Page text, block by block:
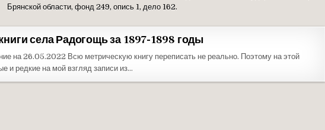
Брянской области, фонд 249, опись 1, дело 162.
села Радогощь за 1897-1898 годы
на 26.05.2022 Всю метрическую книгу переписать не реально. Поэтому на этой
и редкие на мой взгляд записи из…